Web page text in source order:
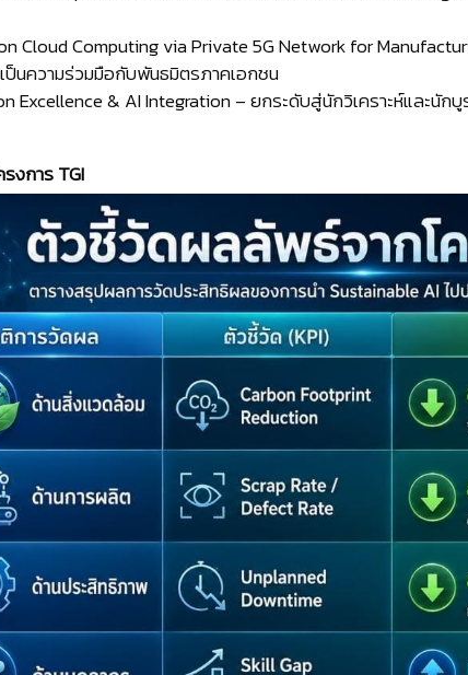
Cloud Computing via Private 5G Network for
ป็นความร่วมมือกับพันธมิตรภาคเอกชน
Excellence & AI Integration – ยกระดับสู่นักวิเคราะห์และนัก
งการ TGI